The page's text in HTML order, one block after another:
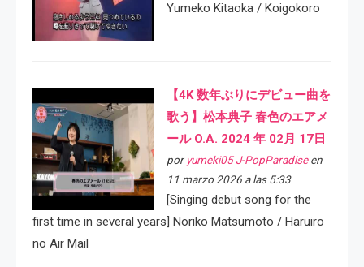
Yumeko Kitaoka / Koigokoro
【4K 数年ぶりにデビュー曲を
歌う】松本典子 春色のエアメ
ール O.A. 2024 年 02月 17日
por yumeki05 J-PopParadiseen
11 marzo 2026 a las 5:33
[Singing debut song for the
first time in several years] Noriko Matsumoto / Haruiro
no Air Mail